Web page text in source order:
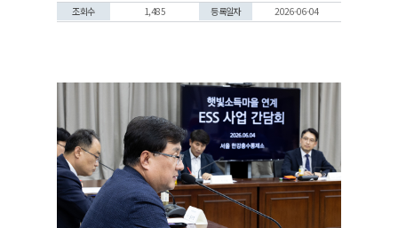
조회수 1,485 등록일자 2026-06-04